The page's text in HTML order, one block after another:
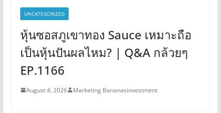
UNCATEGORIZED
หุ้นซอสภูเขาทอง Sauce เหมาะถือ
เป็นหุ้นปันผลไหม? | Q&A กล้วยๆ
EP.1166
August 4, 2026 Marketing Bananasinvestment